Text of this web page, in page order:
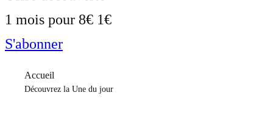
1 mois pour 8€ 1€
S'abonner
Accueil
Découvrez la Une du jour